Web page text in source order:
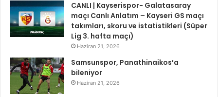
CANLI | Kayserispor- Galatasaray
maçı Canlı Anlatım – Kayseri GS maçı
takımları, skoru ve istatistikleri (Süper
Lig 3. hafta maçı)
Haziran 21, 2026
Samsunspor, Panathinaikos’a
bileniyor
Haziran 21, 2026